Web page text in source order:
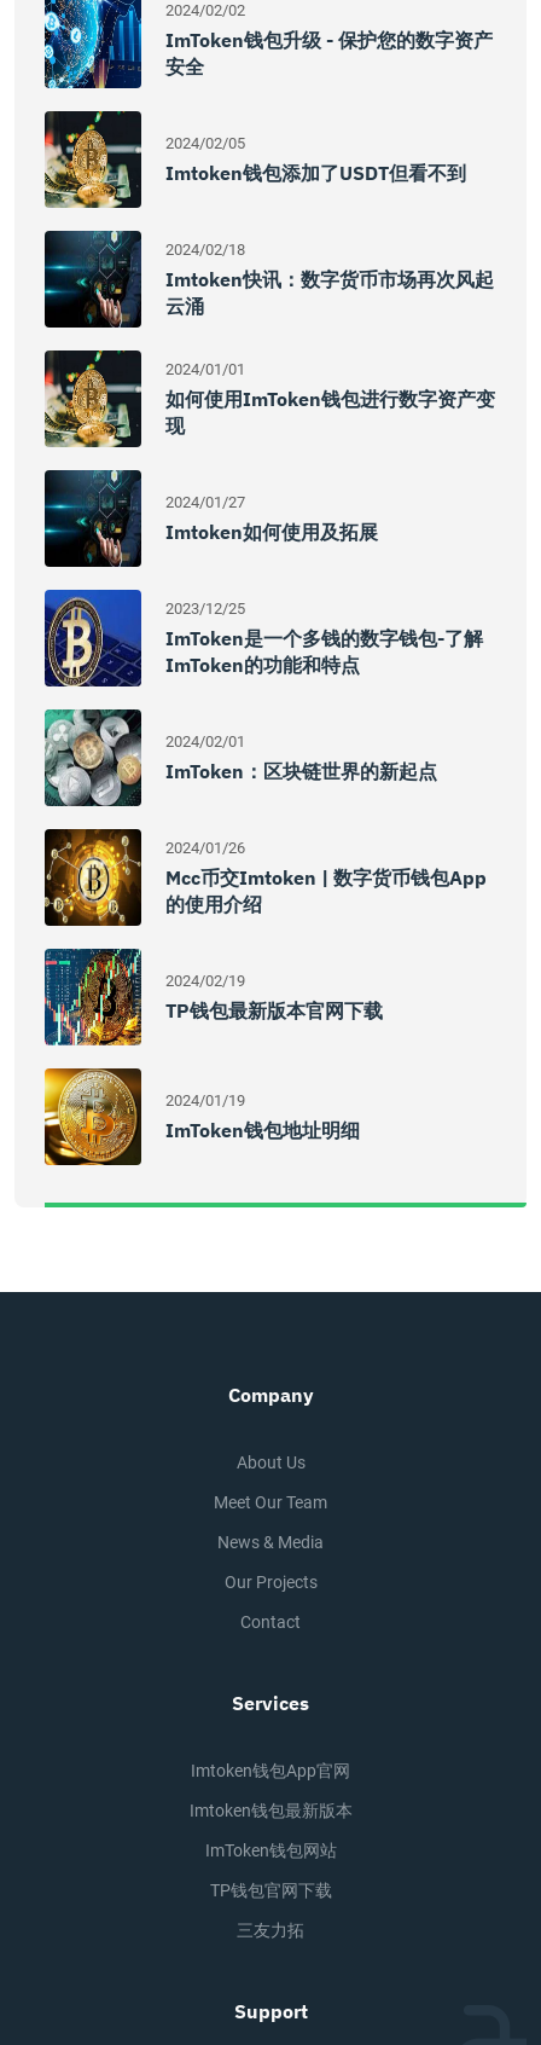
2024/02/02
ImToken钱包升级 - 保护您的数字资产
安全
2024/02/05
Imtoken钱包添加了USDT但看不到
2024/02/18
Imtoken快讯：数字货币市场再次风起
云涌
2024/01/01
如何使用imToken钱包进行数字资产变
现
2024/01/27
Imtoken如何使用及拓展
2023/12/25
ImToken是一个多钱的数字钱包-了解
ImToken的功能和特点
2024/02/01
ImToken：区块链世界的新起点
2024/01/26
Mcc币交imtoken | 数字货币钱包app
的使用介绍
2024/02/19
TP钱包最新版本官网下载
2024/01/19
ImToken钱包地址明细
Company
About Us
Meet Our Team
News & Media
Our Projects
Contact
Services
Imtoken钱包app官网
Imtoken钱包最新版本
ImToken钱包网站
TP钱包官网下载
三友力拓
Support